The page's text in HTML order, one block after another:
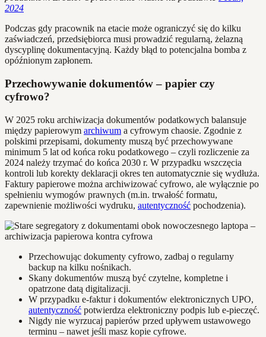
2024
Podczas gdy pracownik na etacie może ograniczyć się do kilku
zaświadczeń, przedsiębiorca musi prowadzić regularną, żelazną
dyscyplinę dokumentacyjną. Każdy błąd to potencjalna bomba z
opóźnionym zapłonem.
Przechowywanie dokumentów – papier czy
cyfrowo?
W 2025 roku archiwizacja dokumentów podatkowych balansuje
między papierowym archiwum a cyfrowym chaosie. Zgodnie z
polskimi przepisami, dokumenty muszą być przechowywane
minimum 5 lat od końca roku podatkowego – czyli rozliczenie za
2024 należy trzymać do końca 2030 r. W przypadku wszczęcia
kontroli lub korekty deklaracji okres ten automatycznie się wydłuża.
Faktury papierowe można archiwizować cyfrowo, ale wyłącznie po
spełnieniu wymogów prawnych (m.in. trwałość formatu,
zapewnienie możliwości wydruku, autentyczność pochodzenia).
Przechowując dokumenty cyfrowo, zadbaj o regularny
backup na kilku nośnikach.
Skany dokumentów muszą być czytelne, kompletne i
opatrzone datą digitalizacji.
W przypadku e-faktur i dokumentów elektronicznych UPO,
autentyczność potwierdza elektroniczny podpis lub e-pieczęć.
Nigdy nie wyrzucaj papierów przed upływem ustawowego
terminu – nawet jeśli masz kopie cyfrowe.